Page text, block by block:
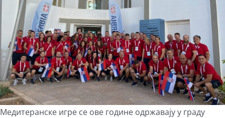
Медитеранске игре се ове године одржавају у граду